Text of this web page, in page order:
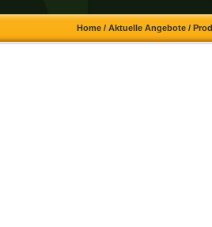
Home /Aktuelle Angebote /